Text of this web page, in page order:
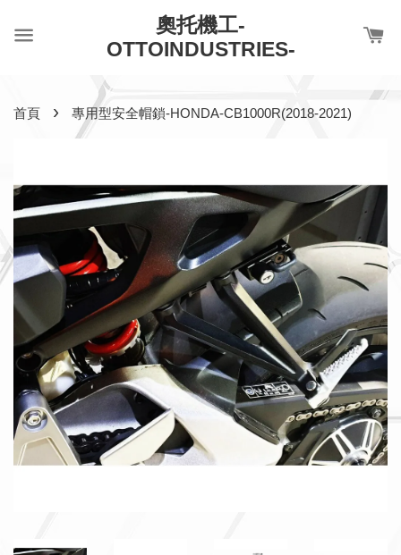
奧托機工-
OTTOINDUSTRIES-
首頁 › 專用型安全帽鎖-HONDA-CB1000R(2018-2021)